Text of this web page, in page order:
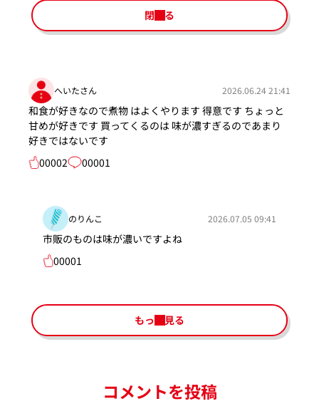
閉じる
へいたさん 2026.06.24 21:41
和食が好きなので煮物 はよくやります 得意です ちょっと
甘めが好きです 買ってくるのは 味が濃すぎるのであまり
好きではないです
00002
00001
のりんこ 2026.07.05 09:41
市販のものは味が濃いですよね
00001
もっと見る
コメントを投稿